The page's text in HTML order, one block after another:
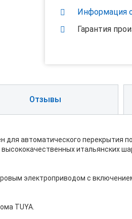
Информация
Гарантия
Отзывы
для автоматического перекрытия
итальянских
электроприводом с
TUYA.